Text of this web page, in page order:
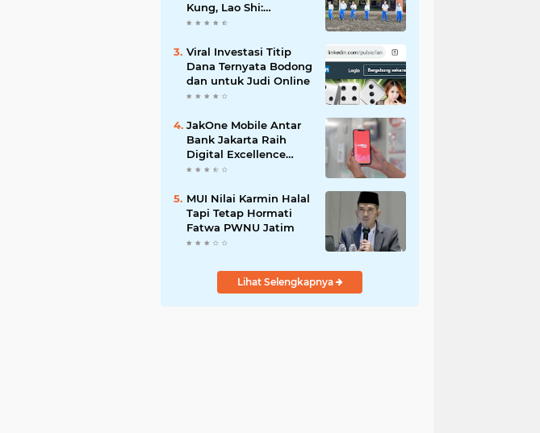
Kung, Lao Shi:
Amanah Harus Kita
Viral Investasi Titip
Dana Ternyata Bodong
dan untuk Judi Online
JakOne Mobile Antar
Bank Jakarta Raih
Digital Excellence
Awards 2026
MUI Nilai Karmin Halal
Tapi Tetap Hormati
Fatwa PWNU Jatim
Lihat Selengkapnya